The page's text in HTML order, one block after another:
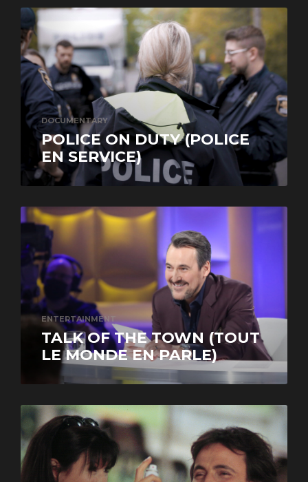
DOCUMENTARY
POLICE ON DUTY (POLICE
EN SERVICE)
ENTERTAINMENT
TALK OF THE TOWN (TOUT
LE MONDE EN PARLE)